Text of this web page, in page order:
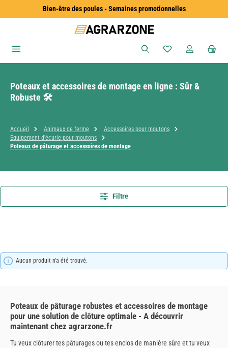
Passer au contenu principalBien-être des poules - Semaines promotionnelles
Vous avez 0
Poteaux et accessoires de montage en ligne : Sûr &
Robuste 🛠️
Accueil Animaux de ferme
Accessoires pour moutons
Équipement d'écurie pour moutons
Poteaux de pâturage et accessoires de montage
Filtre
Aucun produit n'a été trouvé.
Poteaux de pâturage robustes et accessoires de montage
pour une solution de clôture optimale - A découvrir
maintenant chez agrarzone.fr
Tu veux clôturer tes pâturages ou tes enclos de manière sûre et tu veux